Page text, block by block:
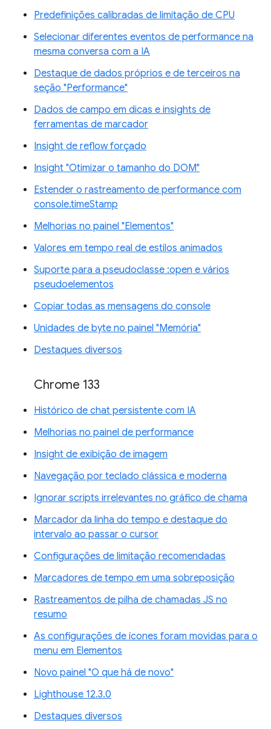
Predefinições calibradas de limitação de CPU
Selecionar diferentes eventos de performance na
mesma conversa com a IA
Destaque de dados próprios e de terceiros na
seção "Performance"
Dados de campo em dicas e insights de
ferramentas de marcador
Insight de reflow forçado
Insight "Otimizar o tamanho do DOM"
Estender o rastreamento de performance com
console.timeStamp
Melhorias no painel "Elementos"
Valores em tempo real de estilos animados
Suporte para a pseudoclasse :open e vários
pseudoelementos
Copiar todas as mensagens do console
Unidades de byte no painel "Memória"
Destaques diversos
Chrome 133
Histórico de chat persistente com IA
Melhorias no painel de performance
Insight de exibição de imagem
Navegação por teclado clássica e moderna
Ignorar scripts irrelevantes no gráfico de chama
Marcador da linha do tempo e destaque do
intervalo ao passar o cursor
Configurações de limitação recomendadas
Marcadores de tempo em uma sobreposição
Rastreamentos de pilha de chamadas JS no
resumo
As configurações de ícones foram movidas para o
menu em Elementos
Novo painel "O que há de novo"
Lighthouse 12.3.0
Destaques diversos